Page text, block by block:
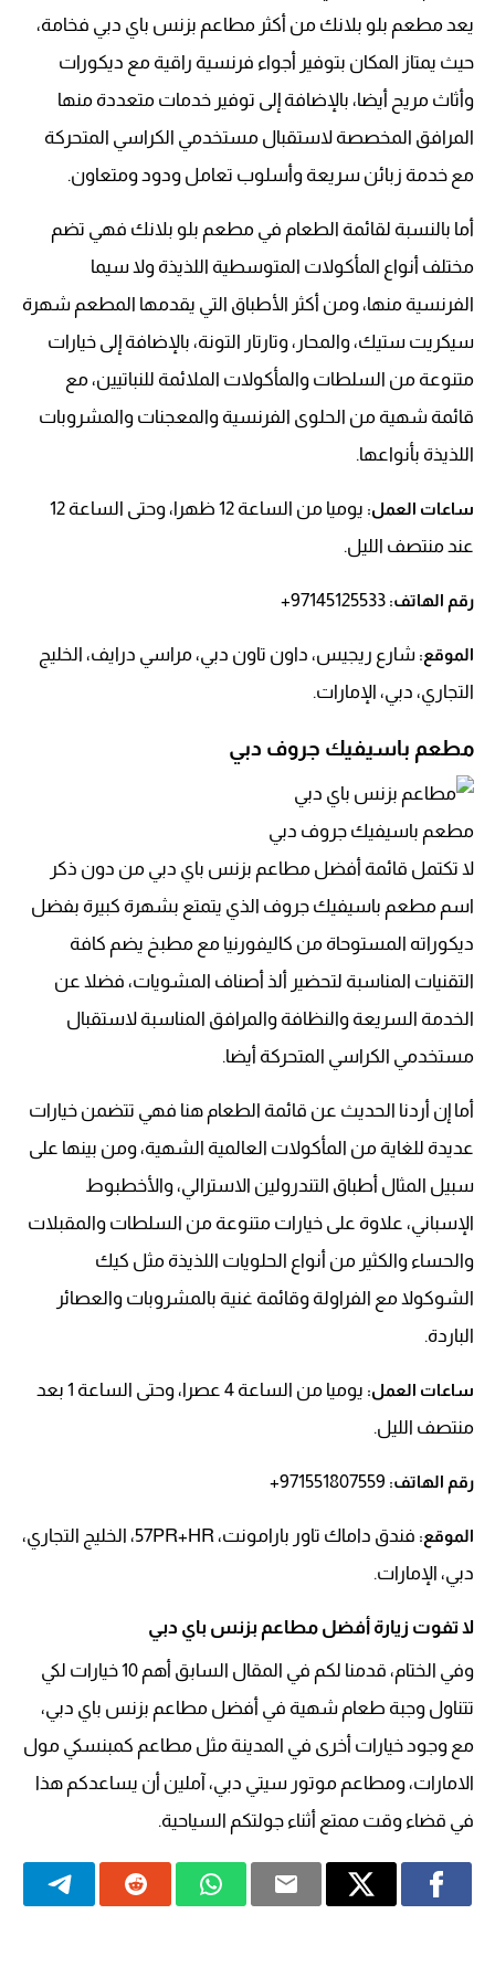
يعد مطعم بلو بلانك من أكثر مطاعم بزنس باي دبي فخامة،
حيث يمتاز المكان بتوفير أجواء فرنسية راقية مع ديكورات
وأثاث مريح أيضا، بالإضافة إلى توفير خدمات متعددة منها
المرافق المخصصة لاستقبال مستخدمي الكراسي المتحركة
مع خدمة زبائن سريعة وأسلوب تعامل ودود ومتعاون.
أما بالنسبة لقائمة الطعام في مطعم بلو بلانك فهي تضم
مختلف أنواع المأكولات المتوسطية اللذيذة ولا سيما
الفرنسية منها، ومن أكثر الأطباق التي يقدمها المطعم شهرة
سيكريت ستيك، والمحار، وتارتار التونة، بالإضافة إلى خيارات
متنوعة من السلطات والمأكولات الملائمة للنباتيين، مع
قائمة شهية من الحلوى الفرنسية والمعجنات والمشروبات
اللذيذة بأنواعها.
ساعات العمل:
يوميا من الساعة 12 ظهرا، وحتى الساعة 12
عند منتصف الليل.
رقم الهاتف:
الموقع: شارع ريجيس، داون تاون دبي، مراسي درايف، الخليج
التجاري، دبي، الإمارات.
مطعم باسيفيك جروف دبي
مطعم باسيفيك جروف دبي
لا تكتمل قائمة أفضل مطاعم بزنس باي دبي من دون ذكر
اسم مطعم باسيفيك جروف الذي يتمتع بشهرة كبيرة بفضل
ديكوراته المستوحاة من كاليفورنيا مع مطبخ يضم كافة
التقنيات المناسبة لتحضير ألذ أصناف المشويات، فضلا عن
الخدمة السريعة والنظافة والمرافق المناسبة لاستقبال
مستخدمي الكراسي المتحركة أيضا.
أما إن أردنا الحديث عن قائمة الطعام هنا فهي تتضمن خيارات
عديدة للغاية من المأكولات العالمية الشهية، ومن بينها على
سبيل المثال أطباق التندرولين الاسترالي، والأخطبوط
الإسباني، علاوة على خيارات متنوعة من السلطات والمقبلات
والحساء والكثير من أنواع الحلويات اللذيذة مثل كيك
الشوكولا مع الفراولة وقائمة غنية بالمشروبات والعصائر
الباردة.
ساعات العمل:
يوميا من الساعة 4 عصرا، وحتى الساعة 1 بعد
منتصف الليل.
رقم الهاتف:
الموقع:
فندق داماك تاور بارامونت، 57PR+HR، الخليج التجاري،
دبي، الإمارات.
لا تفوت زيارة أفضل مطاعم بزنس باي دبي
وفي الختام، قدمنا لكم في المقال السابق أهم 10 خيارات لكي
تتناول وجبة طعام شهية في أفضل مطاعم بزنس باي دبي،
مع وجود خيارات أخرى في المدينة مثل مطاعم كمبنسكي مول
الامارات، ومطاعم موتور سيتي دبي، آملين أن يساعدكم هذا
في قضاء وقت ممتع أثناء جولتكم السياحية.